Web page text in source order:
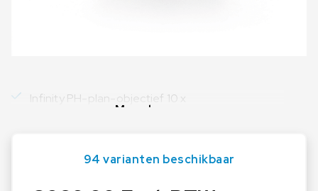
Infinity PH-plan-objectief 10 x
Meer lezen
94 varianten beschikbaar